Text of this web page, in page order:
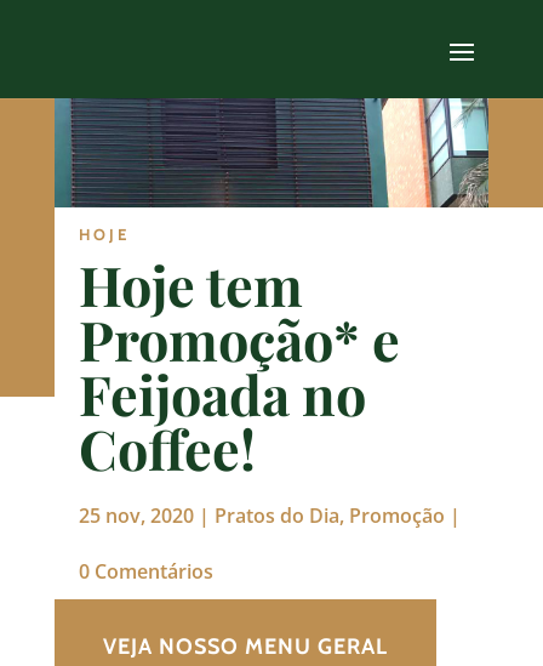
HOJE
Hoje tem
Promoção* e
Feijoada no
Coffee!
25 nov, 2020| Pratos do Dia, Promoção |
0 Comentários
VEJA NOSSO MENU GERAL